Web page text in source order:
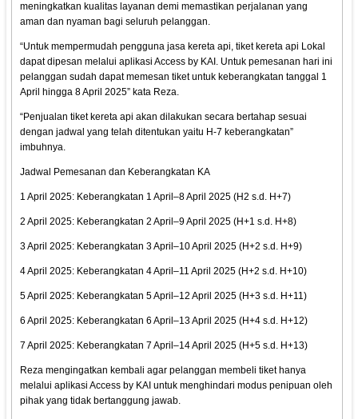
meningkatkan kualitas layanan demi memastikan perjalanan yang
aman dan nyaman bagi seluruh pelanggan.
“Untuk mempermudah pengguna jasa kereta api, tiket kereta api Lokal
dapat dipesan melalui aplikasi Access by KAI. Untuk pemesanan hari ini
pelanggan sudah dapat memesan tiket untuk keberangkatan tanggal 1
April hingga 8 April 2025” kata Reza.
“Penjualan tiket kereta api akan dilakukan secara bertahap sesuai
dengan jadwal yang telah ditentukan yaitu H-7 keberangkatan”
imbuhnya.
Jadwal Pemesanan dan Keberangkatan KA
1 April 2025: Keberangkatan 1 April–8 April 2025 (H2 s.d. H+7)
2 April 2025: Keberangkatan 2 April–9 April 2025 (H+1 s.d. H+8)
3 April 2025: Keberangkatan 3 April–10 April 2025 (H+2 s.d. H+9)
4 April 2025: Keberangkatan 4 April–11 April 2025 (H+2 s.d. H+10)
5 April 2025: Keberangkatan 5 April–12 April 2025 (H+3 s.d. H+11)
6 April 2025: Keberangkatan 6 April–13 April 2025 (H+4 s.d. H+12)
7 April 2025: Keberangkatan 7 April–14 April 2025 (H+5 s.d. H+13)
Reza mengingatkan kembali agar pelanggan membeli tiket hanya
melalui aplikasi Access by KAI untuk menghindari modus penipuan oleh
pihak yang tidak bertanggung jawab.